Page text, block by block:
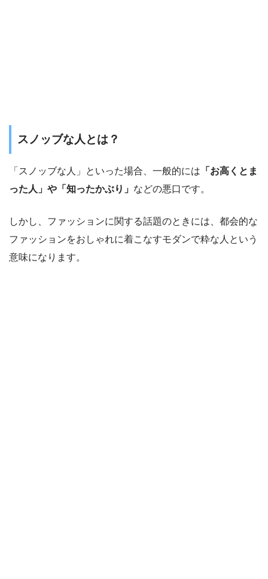
スノッブな人とは？
「スノッブな人」といった場合、一般的には 「お高くとま
った人」や「知ったかぶり」 などの悪口です。
しかし、ファッションに関する話題のときには、都会的な
ファッションをおしゃれに着こなすモダンで粋な人という
意味になります。